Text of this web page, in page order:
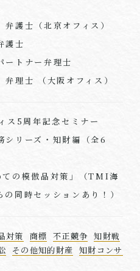
弁護士（北京オフィス）
護士
ートナー弁理士
弁理士 （大阪オフィス）
ス5周年記念セミナー
シリーズ・知財編（全6
の模倣品対策」（TMI海
の同時セッションあり！）
対策 商標 不正競争 知財戦
その他知的財産 知財コンサ